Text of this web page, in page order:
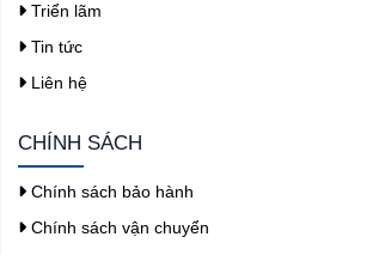
Triển lãm
Tin tức
Liên hệ
CHÍNH SÁCH
Chính sách bảo hành
Chính sách vận chuyển